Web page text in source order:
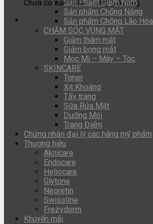
Chưa có sản phẩm trong giỏ hàng.
Sản Phẩm Giảm Nám
Sản phẩm Chống Nắng
Sản phẩm Chống Lão Hóa
CHĂM SÓC VÙNG MẮT
Giảm thâm mắt
Giảm bọng mắt
Mọc Mi – Mày – Tóc
SKINCARE
Toner
Xịt Khoáng
Tẩy trang
Sữa Rửa Mặt
Dưỡng Môi
Trang Điểm
Chứng nhận đại lý các hãng mỹ phẩm
Thương hiệu
Aknicare
Endocare
Heliocare
Glytone
Neoretin
Swissline
Frezyderm
Khuyến mãi